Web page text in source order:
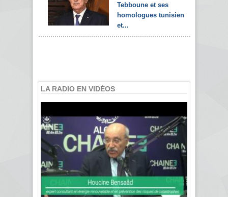
Tebboune et ses
homologues tunisien
et...
LA RADIO EN VIDÉOS